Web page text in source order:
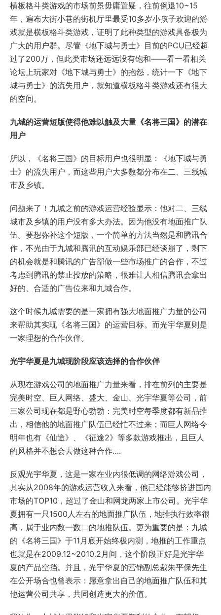
横板格斗类游戏的市场前景毋庸置疑，往前倒退10~15
年，遍布大街小巷的街机厅里最受10多岁小孩子欢迎的游
戏就是横板格斗类游戏，证明了此种类型的游戏具备极为
广大的用户群。尽管《地下城与勇士》目前的PCU已经超
过了200万，但此类市场还远远没有饱和——看一看相关
论坛上玩家对《地下城与勇士》的抱怨，统计一下《地下
城与勇士》的流失用户，就知道横板格斗类游戏还有很大
的空间。
九城的运营短版使得他难以触及大量《名将三国》的潜在
用户
所以，《名将三国》的目标用户也很明显：《地下城与勇
士》的流失用户，而这些用户大多数都分布在二、三线城
市及乡镇。
问题来了！九城之前的游戏运营经验显示：他对二、三线
城市及乡镇的用户没有多大办法。因为他没有地面推广队
伍。要想弥补这个短版，一个简单的方法当然是和腾讯合
作，不光由于九城和腾讯的互动娱乐部已经谈崩了，剩下
的机会就是和腾讯的广告部做一些市场推广的合作，不过
考虑到腾讯的禁止投放的策略，很难让人相信腾讯会拿出
好的、合适的广告位来和九城合作。
这个时候九城需要的是一家拥有强大地面推广力量的公司
来帮助其实现《名将三国》的运营目标。而光宇华夏则是
一家理想的合作伙伴。
光宇华夏是九城现阶段应该选择的合作伙伴
从现在游戏公司的地面推广力量来看，排在前列的主要是
完美时空、巨人网络、盛大、金山、光宇华夏等公司，前
三家公司现在都是野心勃勃：完美时空每季度都有新品推
出，相信他的地面推广队伍已经忙不过来；而巨人网络今
明年也有《仙途》、《征途2》等多款游戏推出，且巨人
的风格并不想会去做这种合作….
反观光宇华夏，这是一家在业内很低调的网络游戏公司，
其实从2008年的游戏运营收入来看，他已经能够挤进国内
市场的TOP10，超过了金山和网龙两家上市公司。光宇华
夏拥有一只1500人左右的地面推广队伍，地推执行效率很
高，属于业内数一数二的地推队伍。更为重要的是：九城
的《名将三国》于11月底开始终极内测，地推的工作重点
也就是在2009.12~2010.2月间，这个阶段正好是光宇华
夏的产品空挡。并且，光宇华夏的营销副总裁朱平保先生
在公开场合也曾表示：愿意拿出自己的地面推广队伍和其
他运营公司共享，共同创造更大的价值。